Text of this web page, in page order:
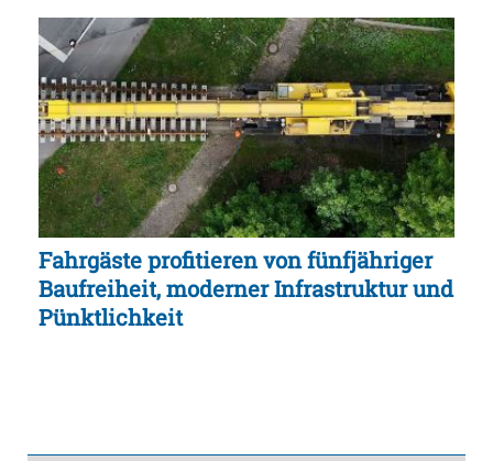
Fahrgäste profitieren von fünfjähriger
Baufreiheit, moderner Infrastruktur und
Pünktlichkeit